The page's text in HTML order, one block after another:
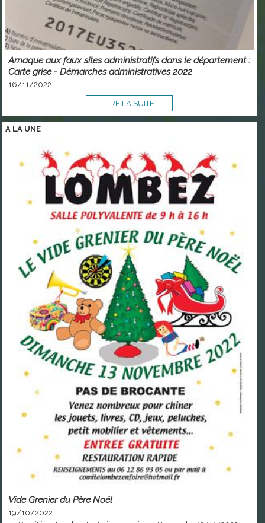
Arnaque aux faux sites administratifs dans le département :
Carte grise - Démarches administratives 2022
16/11/2022
LIRE LA SUITE
A LA UNE
Vide Grenier du Père Noël
19/10/2022